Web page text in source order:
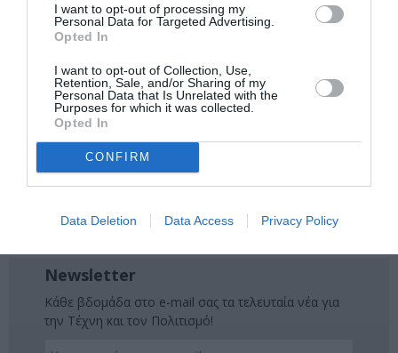
I want to opt-out of processing my
Personal Data for Targeted Advertising.
Opted In
I want to opt-out of Collection, Use,
Retention, Sale, and/or Sharing of my
Personal Data that Is Unrelated with the
Purposes for which it was collected.
Opted In
CONFIRM
Data Deletion Data Access Privacy Policy
Δείτε όλα τατελευταία νέαγια την Τέχνη και τον
Πολιτισμό στο
Νέοι Διαγωνισμοί❯
Tags
ΑΡΧΑΙΟ ΔΡΑΜΑ
ΔΙΑΛΕΞΕΙΣ - ΟΜΙΛΙΕΣ
ΘΕΑΤΡΙΚΕΣ ΠΑΡΑΣΤΑΣΕΙΣ 2024 - 2025
Newsletter
Κάθε βδομάδα στο e-mail σας τα τελευταία νέα για
την Τέχνη και τον Πολιτισμό!